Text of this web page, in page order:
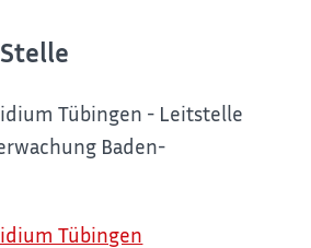
Tübingen - Leitstelle
Baden-
Tübingen